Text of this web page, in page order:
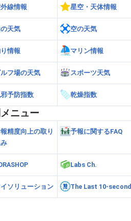
線情報 星空・天体情報
天気 空の天気
情報 マリン情報
フ場の天気 スポーツ天気
予防指数 乾燥指数
ニュー
精度向上の取り
予報に関するFAQ
Labs Ch.
ソリューション The Last 10-second